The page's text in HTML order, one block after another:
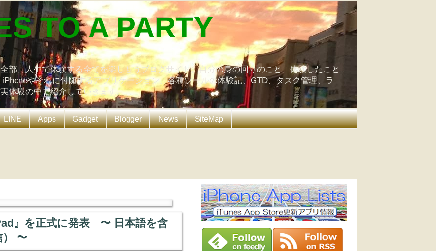
TO A PARTY
部、人生で体験する全てを楽しもうブログサイト。自分の身の回りのこと、体験したこと
やそれに付随するアプリケーション、各種ツールの体験記、GTD、タスク管理、ラ
体験の中で紹介していきます。
LINE Apps Gadget Blogger News SiteMap
』を正式に発表 〜 日本語を含
） 〜